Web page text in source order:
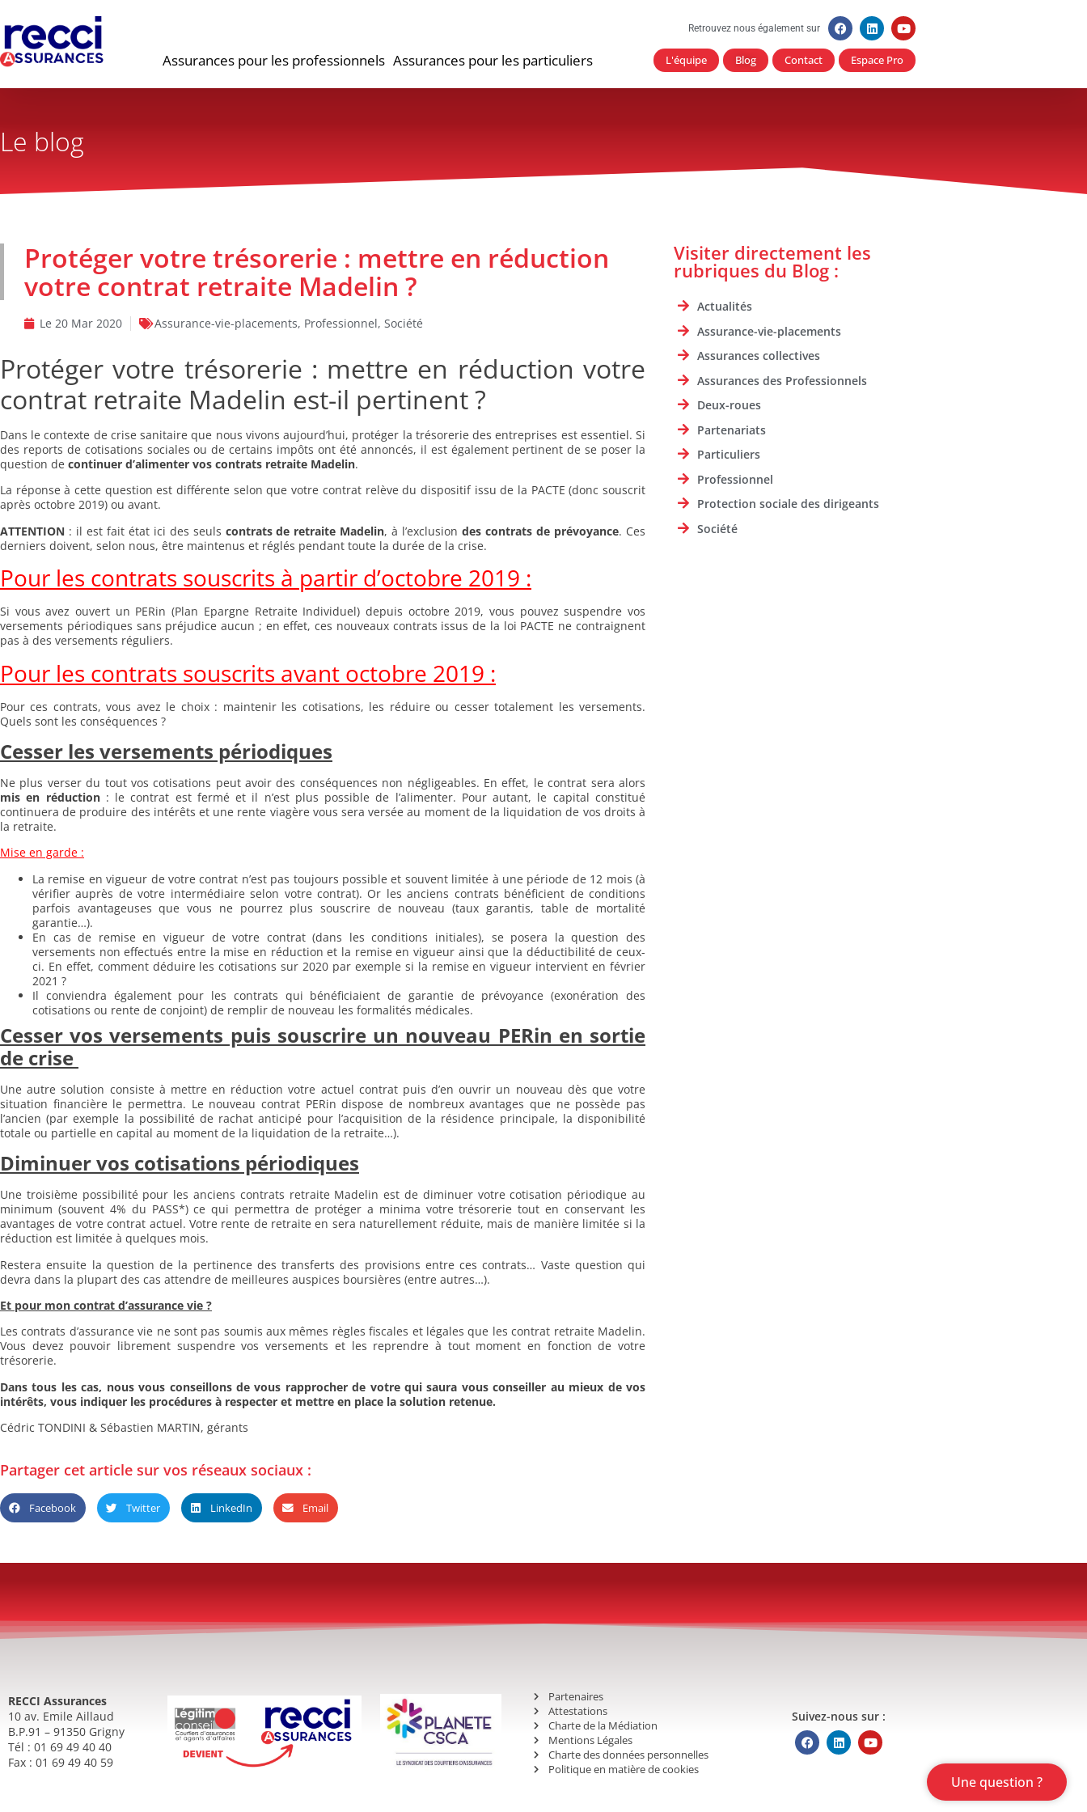
Assurances pour les professionnels Assurances pour les particuliers
Retrouvez nous également sur
L'équipe Blog Contact Espace Pro
Le blog
Protéger votre trésorerie : mettre en réduction
votre contrat retraite Madelin ?
Le 20 Mar 2020 Assurance-vie-placements, Professionnel, Société
Protéger votre trésorerie : mettre en réduction votre
contrat retraite Madelin est-il pertinent ?
Dans le contexte de crise sanitaire que nous vivons aujourd’hui, protéger la trésorerie des entreprises est essentiel. Si
des reports de cotisations sociales ou de certains impôts ont été annoncés, il est également pertinent de se poser la
question de continuer d’alimenter vos contrats retraite Madelin.
La réponse à cette question est différente selon que votre contrat relève du dispositif issu de la PACTE (donc souscrit
après octobre 2019) ou avant.
ATTENTION : il est fait état ici des seuls contrats de retraite Madelin, à l’exclusiondes contrats de prévoyance. Ces
derniers doivent, selon nous, être maintenus et réglés pendant toute la durée de la crise.
Pour les contrats souscrits à partir d’octobre 2019 :
Si vous avez ouvert un PERin (Plan Epargne Retraite Individuel) depuis octobre 2019, vous pouvez suspendre vos
versements périodiques sans préjudice aucun ; en effet, ces nouveaux contrats issus de la loi PACTE ne contraignent
pas à des versements réguliers.
Pour les contrats souscrits avant octobre 2019 :
Pour ces contrats, vous avez le choix : maintenir les cotisations, les réduire ou cesser totalement les versements.
Quels sont les conséquences ?
Cesser les versements périodiques
Ne plus verser du tout vos cotisations peut avoir des conséquences non négligeables. En effet, le contrat sera alors
mis en réduction: le contrat est fermé et il n’est plus possible de l’alimenter. Pour autant, le capital constitué
continuera de produire des intérêts et une rente viagère vous sera versée au moment de la liquidation de vos droits à
la retraite.
Mise en garde :
La remise en vigueur de votre contrat n’est pas toujours possible et souvent limitée à une période de 12 mois (à
vérifier auprès de votre intermédiaire selon votre contrat). Or les anciens contrats bénéficient de conditions
parfois avantageuses que vous ne pourrez plus souscrire de nouveau (taux garantis, table de mortalité
garantie…).
En cas de remise en vigueur de votre contrat (dans les conditions initiales), se posera la question des
versements non effectués entre la mise en réduction et la remise en vigueur ainsi que la déductibilité de ceux-
ci. En effet, comment déduire les cotisations sur 2020 par exemple si la remise en vigueur intervient en février
2021 ?
Il conviendra également pour les contrats qui bénéficiaient de garantie de prévoyance (exonération des
cotisations ou rente de conjoint) de remplir de nouveau les formalités médicales.
Cesser vos versements puis souscrire un nouveau PERin en sortie
de crise
Une autre solution consiste à mettre en réduction votre actuel contrat puis d’en ouvrir un nouveau dès que votre
situation financière le permettra. Le nouveau contrat PERin dispose de nombreux avantages que ne possède pas
l’ancien (par exemple la possibilité de rachat anticipé pour l’acquisition de la résidence principale, la disponibilité
totale ou partielle en capital au moment de la liquidation de la retraite…).
Diminuer vos cotisations périodiques
Une troisième possibilité pour les anciens contrats retraite Madelin est de diminuer votre cotisation périodique au
minimum (souvent 4% du PASS*) ce qui permettra de protéger a minima votre trésorerie tout en conservant les
avantages de votre contrat actuel. Votre rente de retraite en sera naturellement réduite, mais de manière limitée si la
réduction est limitée à quelques mois.
Restera ensuite la question de la pertinence des transferts des provisions entre ces contrats… Vaste question qui
devra dans la plupart des cas attendre de meilleures auspices boursières (entre autres…).
Et pour mon contrat d’assurance vie ?
Les contrats d’assurance vie ne sont pas soumis aux mêmes règles fiscales et légales que les contrat retraite Madelin.
Vous devez pouvoir librement suspendre vos versements et les reprendre à tout moment en fonction de votre
trésorerie.
Dans tous les cas, nous vous conseillons de vous rapprocher de votrequi saura vous conseiller au mieux de vos
intérêts, vous indiquer les procédures à respecter et mettre en place la solution retenue.
Cédric TONDINI & Sébastien MARTIN, gérants
Partager cet article sur vos réseaux sociaux :
Facebook Twitter LinkedIn Email
Visiter directement les
rubriques du Blog :
Actualités
Assurance-vie-placements
Assurances collectives
Assurances des Professionnels
Deux-roues
Partenariats
Particuliers
Professionnel
Protection sociale des dirigeants
Société
RECCI Assurances
10 av. Emile Aillaud
B.P.91 – 91350 Grigny
Tél : 01 69 49 40 40
Fax : 01 69 49 40 59
Partenaires
Attestations
Charte de la Médiation
Mentions Légales
Charte des données personnelles
Politique en matière de cookies
Une question ?
Suivez-nous sur :